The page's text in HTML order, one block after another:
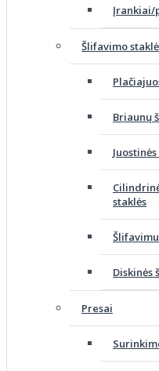
Įrankiai/
Šlifavimo
Briaunų
staklės
Diskinės
Presai